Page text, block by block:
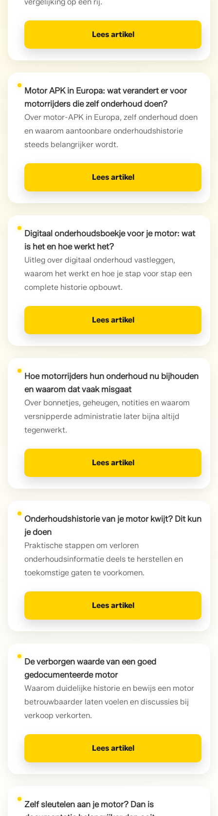
Lees artikel
Motor APK in Europa: wat verandert er voor
motorrijders die zelf onderhoud doen?
Over motor-APK in Europa, zelf onderhoud doen
en waarom aantoonbare onderhoudshistorie
steeds belangrijker wordt.
Lees artikel
Digitaal onderhoudsboekje voor je motor: wat
is het en hoe werkt het?
Uitleg over digitaal onderhoud vastleggen,
waarom het werkt en hoe je stap voor stap een
complete historie opbouwt.
Lees artikel
Hoe motorrijders hun onderhoud nu bijhouden
en waarom dat vaak misgaat
Over bonnetjes, geheugen, notities en waarom
versnipperde administratie later bijna altijd
tegenwerkt.
Lees artikel
Onderhoudshistorie van je motor kwijt? Dit kun
je doen
Praktische stappen om verloren
onderhoudsinformatie deels te herstellen en
toekomstige gaten te voorkomen.
Lees artikel
De verborgen waarde van een goed
gedocumenteerde motor
Waarom duidelijke historie en bewijs een motor
betrouwbaarder laten voelen en discussies bij
verkoop verkorten.
Lees artikel
Zelf sleutelen aan je motor? Dan is